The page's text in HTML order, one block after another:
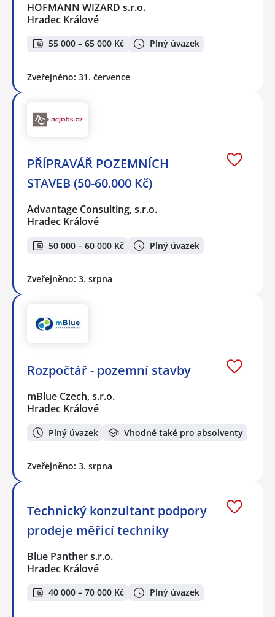
HOFMANN WIZARD s.r.o.
Hradec Králové
55 000 – 65 000 Kč Plný úvazek
Zveřejněno: 31. července
PŘÍPRAVÁŘ POZEMNÍCH
STAVEB (50-60.000 Kč)
Advantage Consulting, s.r.o.
Hradec Králové
50 000 – 60 000 Kč Plný úvazek
Zveřejněno: 3. srpna
Rozpočtář - pozemní stavby
mBlue Czech, s.r.o.
Hradec Králové
Plný úvazek Vhodné také pro absolventy
Zveřejněno: 3. srpna
Technický konzultant podpory
prodeje měřicí techniky
Blue Panther s.r.o.
Hradec Králové
40 000 – 70 000 Kč Plný úvazek